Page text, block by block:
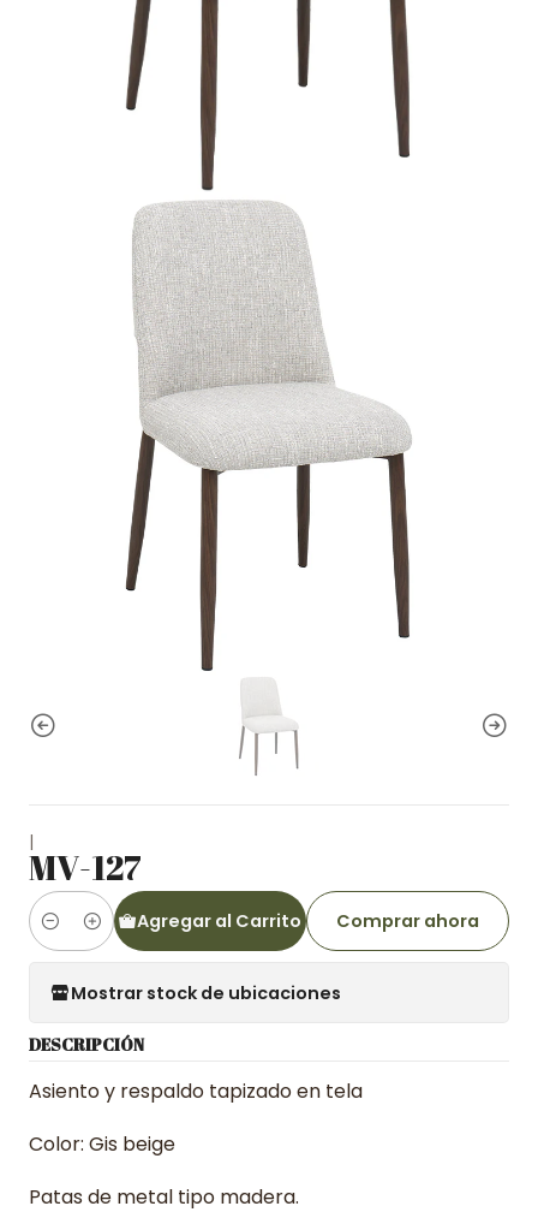
|
MV-127
Cantidad
Agregar al Carrito Comprar ahora
Mostrar stock de ubicaciones
DESCRIPCIÓN
Asiento y respaldo tapizado en tela
Color: Gis beige
Patas de metal tipo madera.